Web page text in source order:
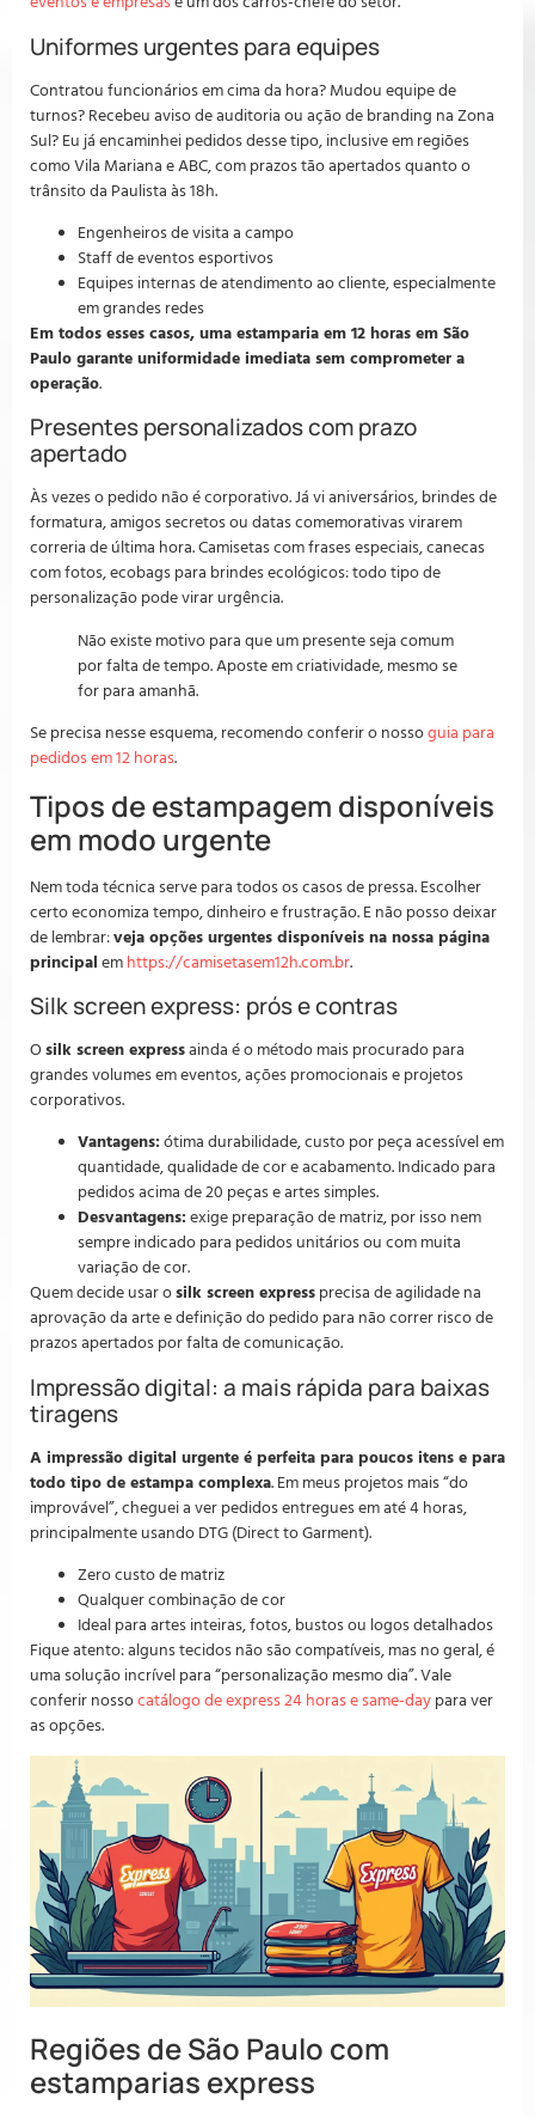
Uniformes urgentes para equipes
Contratou funcionários em cima da hora? Mudou equipe de
turnos? Recebeu aviso de auditoria ou ação de branding na Zona
Sul? Eu já encaminhei pedidos desse tipo, inclusive em regiões
como Vila Mariana e ABC, com prazos tão apertados quanto o
trânsito da Paulista às 18h.
Engenheiros de visita a campo
Staff de eventos esportivos
Equipes internas de atendimento ao cliente, especialmente
em grandes redes
Em todos esses casos, uma estamparia em 12 horas em São
Paulo garante uniformidade imediata sem comprometer a
operação.
Presentes personalizados com prazo
apertado
Às vezes o pedido não é corporativo. Já vi aniversários, brindes de
formatura, amigos secretos ou datas comemorativas virarem
correria de última hora. Camisetas com frases especiais, canecas
com fotos, ecobags para brindes ecológicos: todo tipo de
personalização pode virar urgência.
Não existe motivo para que um presente seja comum
por falta de tempo. Aposte em criatividade, mesmo se
for para amanhã.
Se precisa nesse esquema, recomendo conferir o nossoguia para
pedidos em 12 horas.
Tipos de estampagem disponíveis
em modo urgente
Nem toda técnica serve para todos os casos de pressa. Escolher
certo economiza tempo, dinheiro e frustração. E não posso deixar
de lembrar:veja opções urgentes disponíveis na nossa página
principal em https://camisetasem12h.com.br.
Silk screen express: prós e contras
Osilk screen expressainda é o método mais procurado para
grandes volumes em eventos, ações promocionais e projetos
corporativos.
Vantagens: ótima durabilidade, custo por peça acessível em
quantidade, qualidade de cor e acabamento. Indicado para
pedidos acima de 20 peças e artes simples.
Desvantagens: exige preparação de matriz, por isso nem
sempre indicado para pedidos unitários ou com muita
variação de cor.
Quem decide usar osilk screen express precisa de agilidade na
aprovação da arte e definição do pedido para não correr risco de
prazos apertados por falta de comunicação.
Impressão digital: a mais rápida para baixas
tiragens
A impressão digital urgente é perfeita para poucos itens e para
todo tipo de estampa complexa. Em meus projetos mais “do
improvável”, cheguei a ver pedidos entregues em até 4 horas,
principalmente usando DTG (Direct to Garment).
Zero custo de matriz
Qualquer combinação de cor
Ideal para artes inteiras, fotos, bustos ou logos detalhados
Fique atento: alguns tecidos não são compatíveis, mas no geral, é
uma solução incrível para “personalização mesmo dia”. Vale
conferir nossocatálogo de express 24 horas e same-day para ver
as opções.
Regiões de São Paulo com
estamparias express